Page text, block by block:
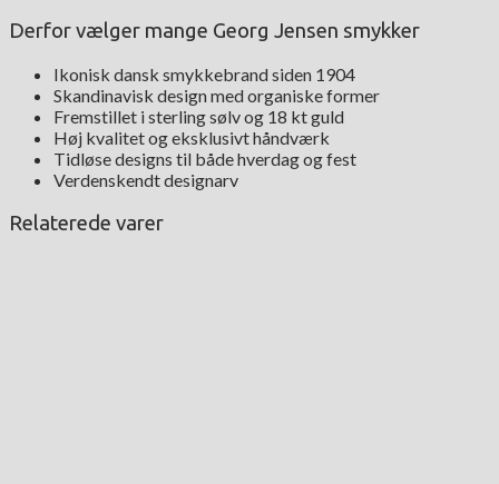
Derfor vælger mange Georg Jensen smykker
Ikonisk dansk smykkebrand siden 1904
Skandinavisk design med organiske former
Fremstillet i sterling sølv og 18 kt guld
Høj kvalitet og eksklusivt håndværk
Tidløse designs til både hverdag og fest
Verdenskendt designarv
Relaterede varer